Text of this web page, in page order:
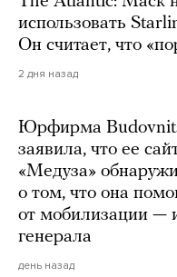
использовать
Он считает, что
2 дня назад
Юрфирма
заявила, что ее
«Медуза»
о том, что она
от мобилизации —
генерала
день назад